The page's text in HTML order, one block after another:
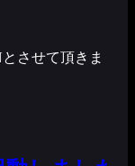
させて頂きま